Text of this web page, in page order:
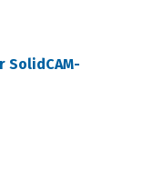
SolidCAM-